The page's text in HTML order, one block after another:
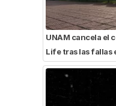
UNAM cancela el
Life tras las fallas